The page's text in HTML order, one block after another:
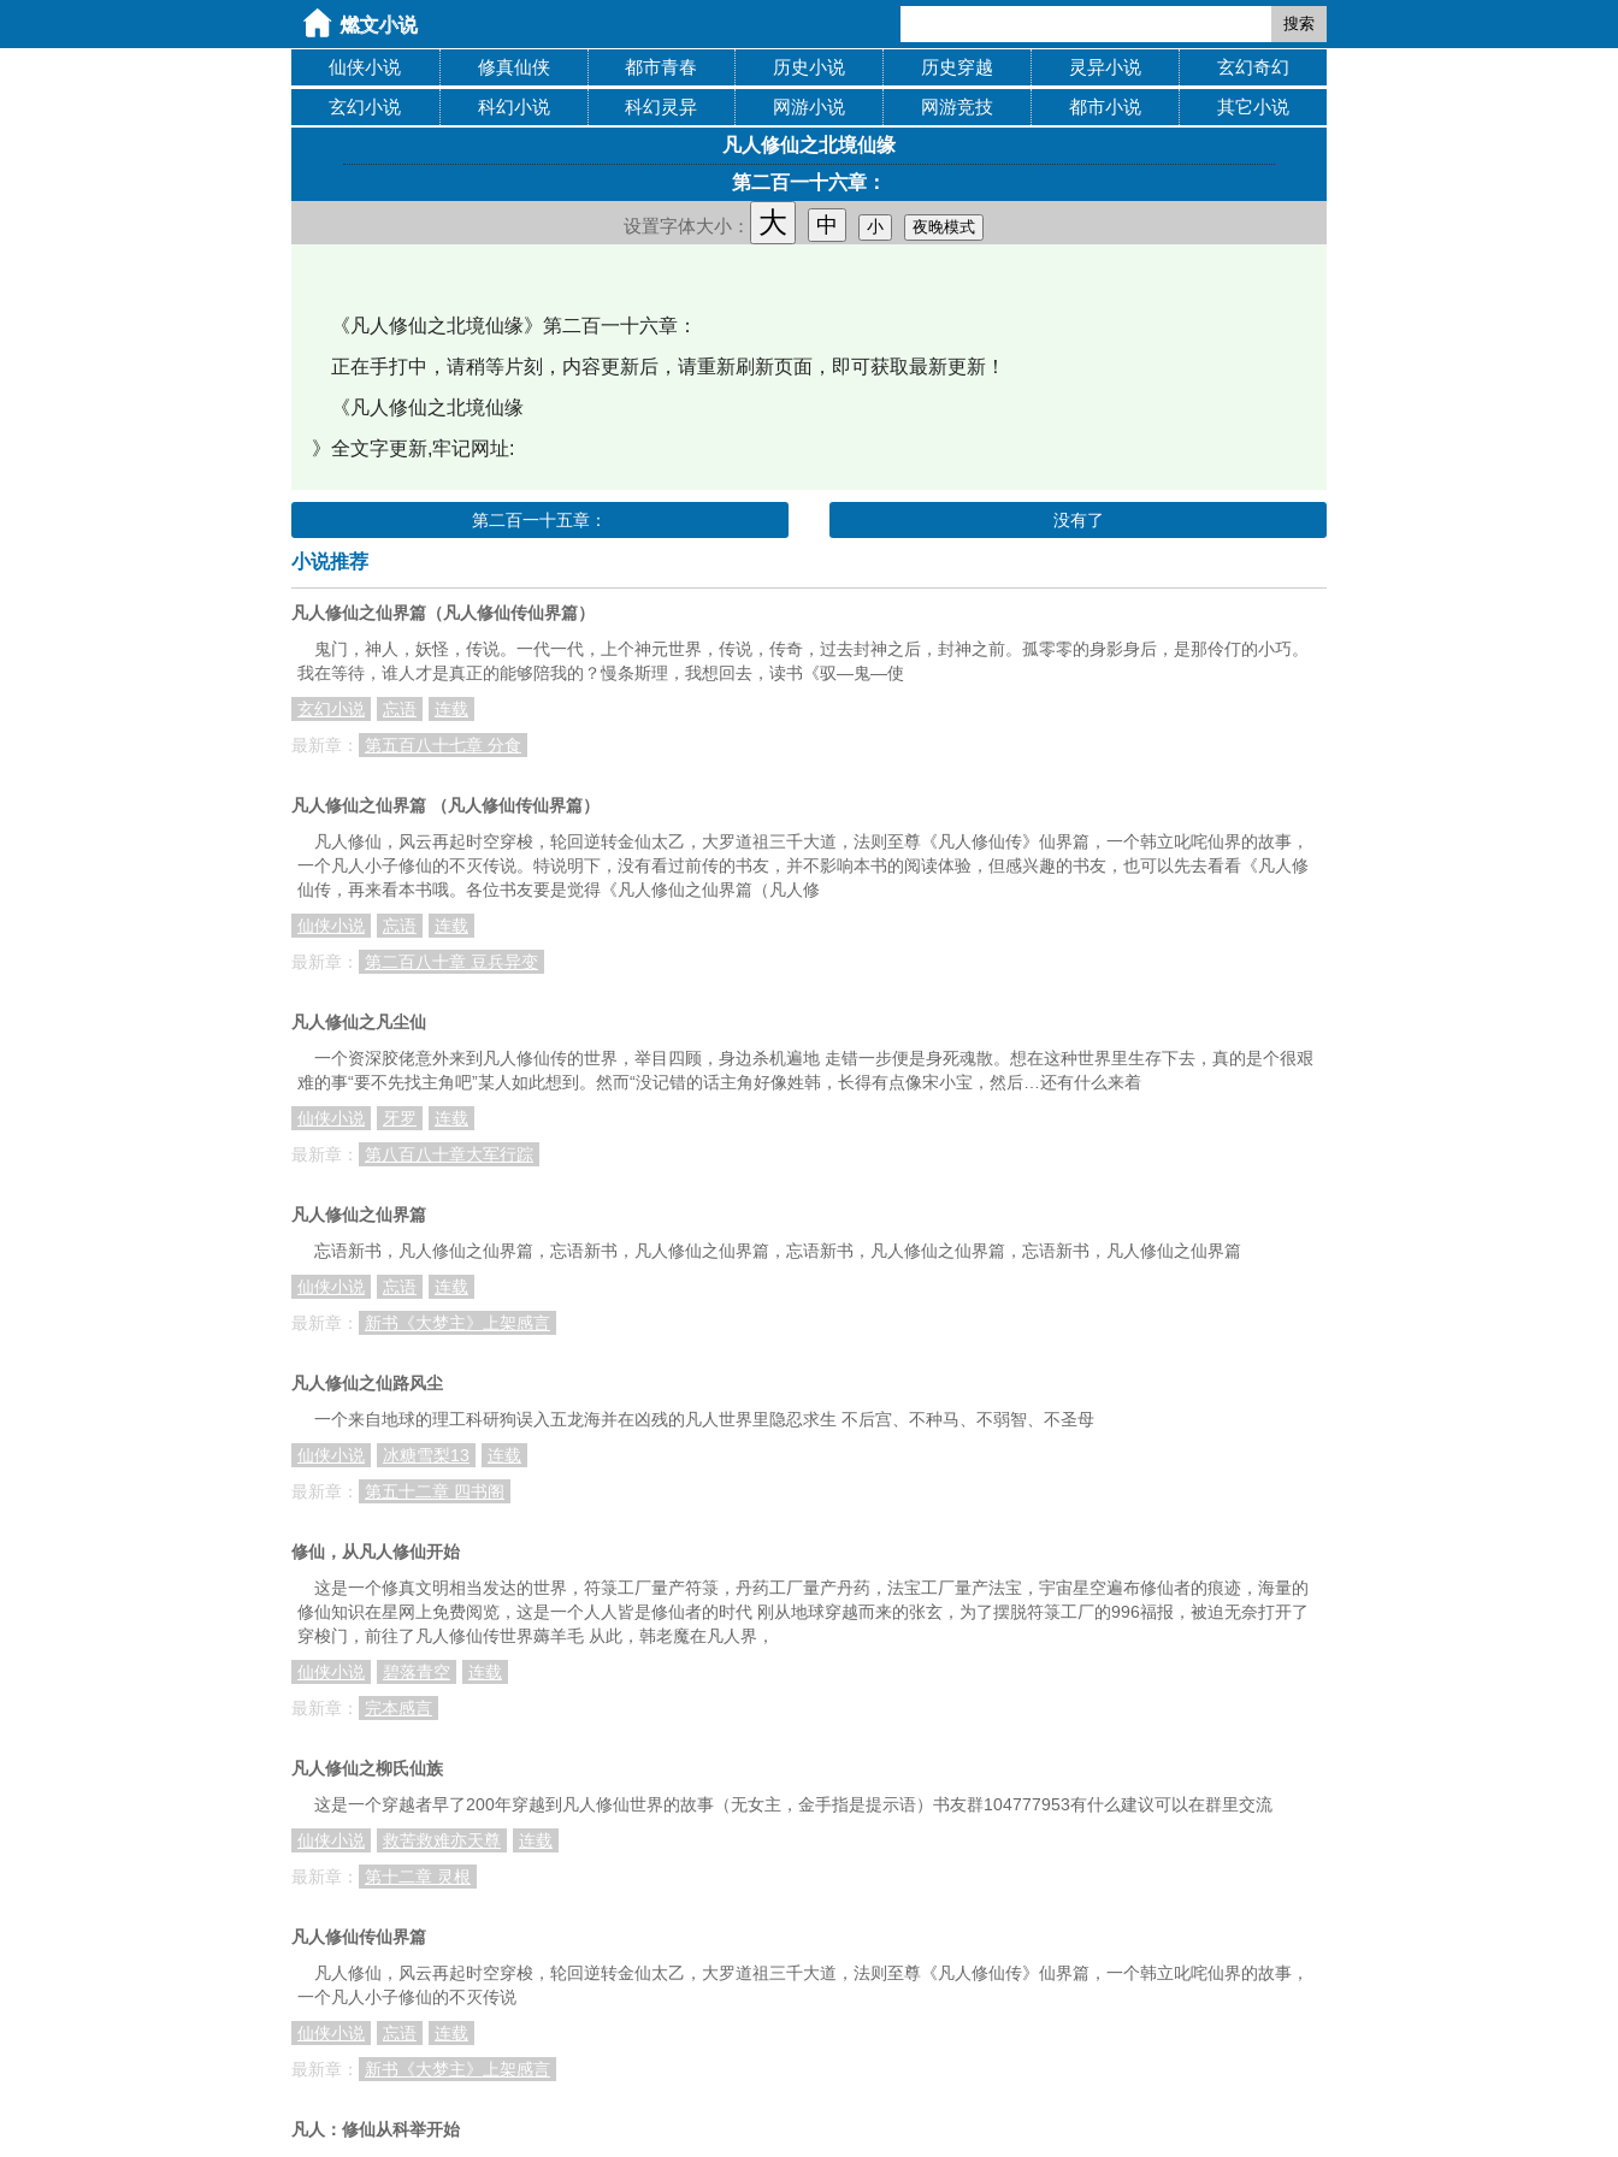
搜索
仙侠小说 修真仙侠 都市青春 历史小说 历史穿越 灵异小说
玄幻奇幻
玄幻小说
科幻小说 科幻灵异 网游小说 网游竞技 都市小说
其它小说
凡人修仙之北境仙缘
第二百一十六章：
设置字体大小： 大 中 小 夜晚模式
《凡人修仙之北境仙缘》第二百一十六章：
正在手打中，请稍等片刻，内容更新后，请重新刷新页面，即可获取最新更新！
《凡人修仙之北境仙缘
》全文字更新,牢记网址:
第二百一十五章： 没有了
小说推荐
凡人修仙之仙界篇（凡人修仙传仙界篇）
鬼门，神人，妖怪，传说。一代一代，上个神元世界，传说，传奇，过去封神之后，封神之前。孤零零的身影身后，是那伶仃的小巧。
我在等待，谁人才是真正的能够陪我的？慢条斯理，我想回去，读书《驭—鬼—使
玄幻小说
忘语
连载
最新章：
第五百八十七章 分食
凡人修仙之仙界篇 （凡人修仙传仙界篇）
凡人修仙，风云再起时空穿梭，轮回逆转金仙太乙，大罗道祖三千大道，法则至尊《凡人修仙传》仙界篇，一个韩立叱咤仙界的故事，
一个凡人小子修仙的不灭传说。特说明下，没有看过前传的书友，并不影响本书的阅读体验，但感兴趣的书友，也可以先去看看《凡人修
仙传，再来看本书哦。各位书友要是觉得《凡人修仙之仙界篇（凡人修
仙侠小说
忘语
连载
最新章：
第二百八十章 豆兵异变
凡人修仙之凡尘仙
一个资深胶佬意外来到凡人修仙传的世界，举目四顾，身边杀机遍地 走错一步便是身死魂散。想在这种世界里生存下去，真的是个很艰
难的事“要不先找主角吧”某人如此想到。然而“没记错的话主角好像姓韩，长得有点像宋小宝，然后…还有什么来着
仙侠小说
牙罗
连载
最新章：
第八百八十章大军行踪
凡人修仙之仙界篇
忘语新书，凡人修仙之仙界篇，忘语新书，凡人修仙之仙界篇，忘语新书，凡人修仙之仙界篇，忘语新书，凡人修仙之仙界篇
仙侠小说
忘语
连载
最新章：
新书《大梦主》上架感言
凡人修仙之仙路风尘
一个来自地球的理工科研狗误入五龙海并在凶残的凡人世界里隐忍求生 不后宫、不种马、不弱智、不圣母
仙侠小说
冰糖雪梨13
连载
最新章：
第五十二章 四书阁
修仙，从凡人修仙开始
这是一个修真文明相当发达的世界，符箓工厂量产符箓，丹药工厂量产丹药，法宝工厂量产法宝，宇宙星空遍布修仙者的痕迹，海量的
修仙知识在星网上免费阅览，这是一个人人皆是修仙者的时代 刚从地球穿越而来的张玄，为了摆脱符箓工厂的996福报，被迫无奈打开了
穿梭门，前往了凡人修仙传世界薅羊毛 从此，韩老魔在凡人界，
仙侠小说
碧落青空
连载
最新章：
完本感言
凡人修仙之柳氏仙族
这是一个穿越者早了200年穿越到凡人修仙世界的故事（无女主，金手指是提示语）书友群104777953有什么建议可以在群里交流
仙侠小说
救苦救难亦天尊
连载
最新章：
第十二章 灵根
凡人修仙传仙界篇
凡人修仙，风云再起时空穿梭，轮回逆转金仙太乙，大罗道祖三千大道，法则至尊《凡人修仙传》仙界篇，一个韩立叱咤仙界的故事，
一个凡人小子修仙的不灭传说
仙侠小说
忘语
连载
最新章：
新书《大梦主》上架感言
凡人：修仙从科举开始